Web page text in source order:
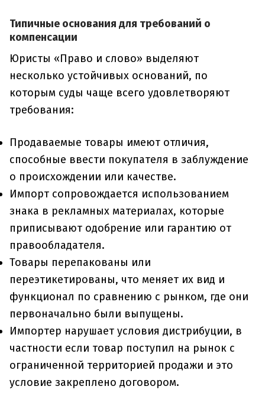
Типичные основания для требований о
компенсации
Юристы «Право и слово» выделяют
несколько устойчивых оснований, по
которым суды чаще всего удовлетворяют
требования:
Продаваемые товары имеют отличия,
способные ввести покупателя в заблуждение
о происхождении или качестве.
Импорт сопровождается использованием
знака в рекламных материалах, которые
приписывают одобрение или гарантию от
правообладателя.
Товары перепакованы или
переэтикетированы, что меняет их вид и
функционал по сравнению с рынком, где они
первоначально были выпущены.
Импортер нарушает условия дистрибуции, в
частности если товар поступил на рынок с
ограниченной территорией продажи и это
условие закреплено договором.